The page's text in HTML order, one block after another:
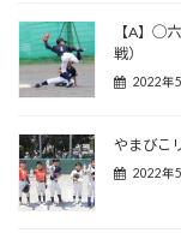
【A】◯
戦）
2022年
やまびこ
2022年